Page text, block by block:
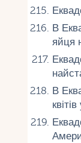
В
яйця
В